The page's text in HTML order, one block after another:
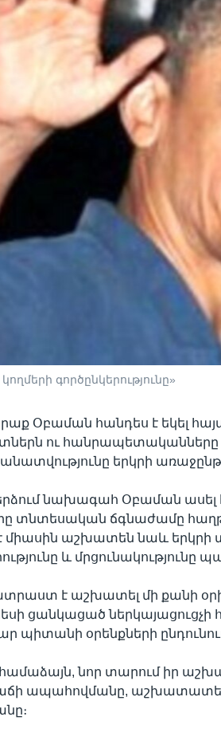
գործընկերությունը»
Օբաման հանդես է եկել
ու
երկրի
նախագահ Օբաման ասել
տնտեսական ճգնաժամը
միասին աշխատեն նաև երկրի
և մրցունակությունը
է աշխատել մի քանի
ցանկացած
պիտանի օրենքների
նոր տարում իր
աճի ապահովմանը,